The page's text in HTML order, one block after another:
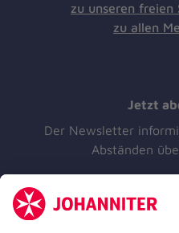
zu unseren freien
zu allen
Jetzt
Der Newsletter
Abständen